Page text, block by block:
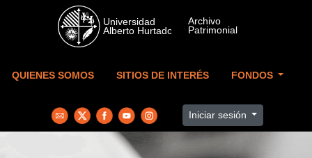
Skip to main content
QUIENES SOMOS SITIOS DE INTERÉS FONDOS
Iniciar sesión